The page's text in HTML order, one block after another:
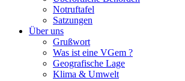
Notruftafel
Satzungen
Über uns
Grußwort
Was ist eine VGem ?
Geografische Lage
Klima & Umwelt